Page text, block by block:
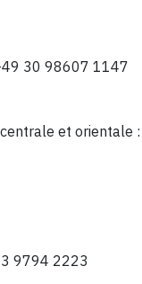
30 98607 1147
centrale et
9794 2223